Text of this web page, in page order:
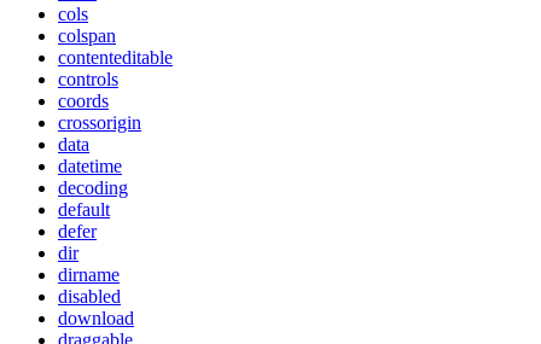
cols
colspan
contenteditable
controls
coords
crossorigin
data
datetime
decoding
default
defer
dir
dirname
disabled
download
draggable